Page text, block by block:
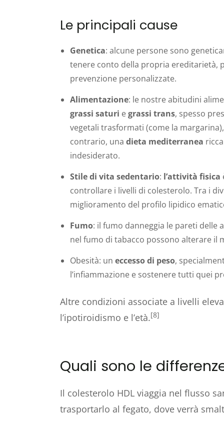
Le principali cause
Genetica: alcune persone sono
tenere conto della propria ereditarietà,
prevenzione personalizzate.
Alimentazione: le nostre abitudini
grassi saturi egrassi trans, spesso
vegetali trasformati (come la
contrario, una dieta mediterranea
indesiderato.
Stile di vita sedentario: l’attività fisica
controllare i livelli di colesterolo. Tra i
miglioramento del profilo lipidico
Fumo: il fumo danneggia le pareti delle
nel fumo di tabacco possono alterare il
Obesità: un eccesso di peso,
l’infiammazione e sostenere tutti quei
Altre condizioni associate a livelli
l’ipotiroidismo e l’età.[8]
Quali sono le
Il colesterolo HDL viaggia nel flusso
trasportarlo al fegato, dove verrà